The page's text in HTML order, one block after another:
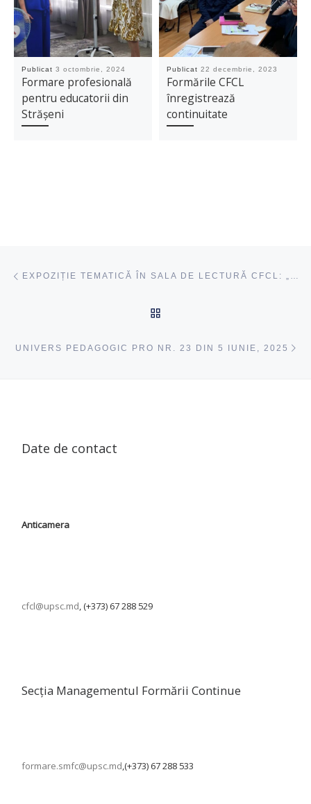
Publicat3 octombrie, 2024
Formare profesională
pentru educatorii din
Strășeni
Publicat22 decembrie, 2023
Formările CFCL
înregistrează
continuitate
EXPOZIȚIE TEMATICĂ ÎN SALA DE LECTURĂ CFCL: „LUCRĂRI ȘTIINȚIFICE ȘI DIDACTICE” ALE CADRELOR UNIVERSITARE UPSC
UNIVERS PEDAGOGIC PRO NR. 23 DIN 5 IUNIE, 2025
Date de contact
Anticamera
cfcl@upsc.md, (+373) 67 288 529
Secția Managementul Formării Continue
formare.smfc@upsc.md,(+373) 67 288 533